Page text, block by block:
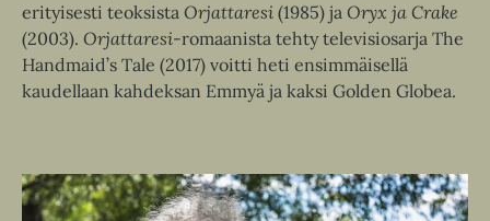
erityisesti teoksista Orjattaresi (1985) ja Oryx ja Crake
(2003). Orjattaresi-romaanista tehty televisiosarja The
Handmaid’s Tale (2017) voitti heti ensimmäisellä
kaudellaan kahdeksan Emmyä ja kaksi Golden Globea.